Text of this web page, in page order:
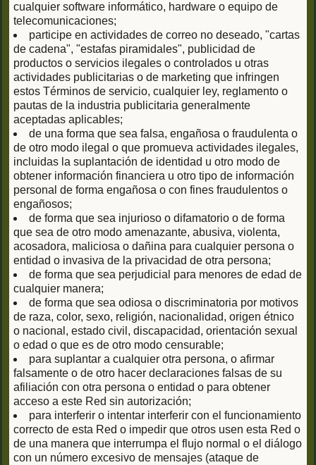
cualquier software informático, hardware o equipo de
telecomunicaciones;
participe en actividades de correo no deseado, "cartas
de cadena", "estafas piramidales", publicidad de
productos o servicios ilegales o controlados u otras
actividades publicitarias o de marketing que infringen
estos Términos de servicio, cualquier ley, reglamento o
pautas de la industria publicitaria generalmente
aceptadas aplicables;
de una forma que sea falsa, engañosa o fraudulenta o
de otro modo ilegal o que promueva actividades ilegales,
incluidas la suplantación de identidad u otro modo de
obtener información financiera u otro tipo de información
personal de forma engañosa o con fines fraudulentos o
engañosos;
de forma que sea injurioso o difamatorio o de forma
que sea de otro modo amenazante, abusiva, violenta,
acosadora, maliciosa o dañina para cualquier persona o
entidad o invasiva de la privacidad de otra persona;
de forma que sea perjudicial para menores de edad de
cualquier manera;
de forma que sea odiosa o discriminatoria por motivos
de raza, color, sexo, religión, nacionalidad, origen étnico
o nacional, estado civil, discapacidad, orientación sexual
o edad o que es de otro modo censurable;
para suplantar a cualquier otra persona, o afirmar
falsamente o de otro hacer declaraciones falsas de su
afiliación con otra persona o entidad o para obtener
acceso a este Red sin autorización;
para interferir o intentar interferir con el funcionamiento
correcto de esta Red o impedir que otros usen esta Red o
de una manera que interrumpa el flujo normal o el diálogo
con un número excesivo de mensajes (ataque de